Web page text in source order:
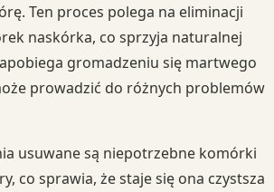
Ten proces polega na eliminacji
naskórka, co sprzyja naturalnej
gromadzeniu się martwego
prowadzić do różnych problemów
usuwane są niepotrzebne komórki
co sprawia, że staje się ona czystsza